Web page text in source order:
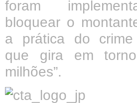
foram
bloquear o
a prática do crime
que gira em
milhões”.